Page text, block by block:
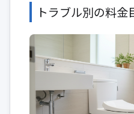
トラブル別の料